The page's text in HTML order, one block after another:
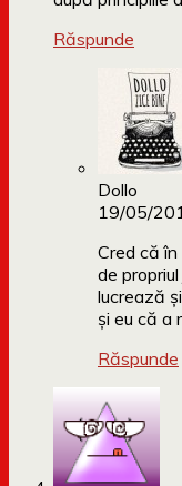
Răspunde
Dollo
19/05/
Cred că
de
lucrează
și eu că a
Răspunde